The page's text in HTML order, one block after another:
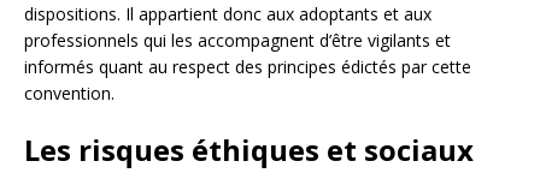
dispositions. Il appartient donc aux adoptants et aux
professionnels qui les accompagnent d’être vigilants et
informés quant au respect des principes édictés par cette
convention.
Les risques éthiques et sociaux